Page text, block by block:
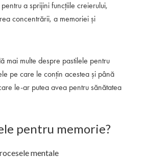
a sprijini funcțiile creierului,
concentrării, a memoriei și
mai multe despre pastilele pentru
pe care le conțin acestea și până
le-ar putea avea pentru sănătatea
pentru memorie?